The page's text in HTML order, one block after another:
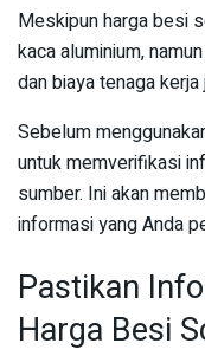
Meskipun harga besi
kaca aluminium,
dan biaya tenaga
Sebelum
untuk memverifikasi
sumber. Ini akan
informasi yang Anda
Pastikan
Harga Besi